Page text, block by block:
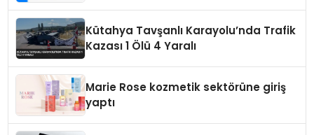
Kütahya Tavşanlı Karayolu’nda Trafik
Kazası 1 Ölü 4 Yaralı
Marie Rose kozmetik sektörüne giriş
yaptı